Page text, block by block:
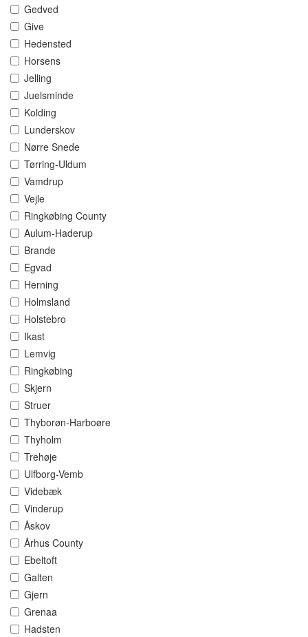
Gedved
Give
Hedensted
Horsens
Jelling
Juelsminde
Kolding
Lunderskov
Nørre Snede
Tørring-Uldum
Vamdrup
Vejle
Ringkøbing County
Aulum-Haderup
Brande
Egvad
Herning
Holmsland
Holstebro
Ikast
Lemvig
Ringkøbing
Skjern
Struer
Thyborøn-Harboøre
Thyholm
Trehøje
Ulfborg-Vemb
Videbæk
Vinderup
Åskov
Århus County
Ebeltoft
Galten
Gjern
Grenaa
Hadsten